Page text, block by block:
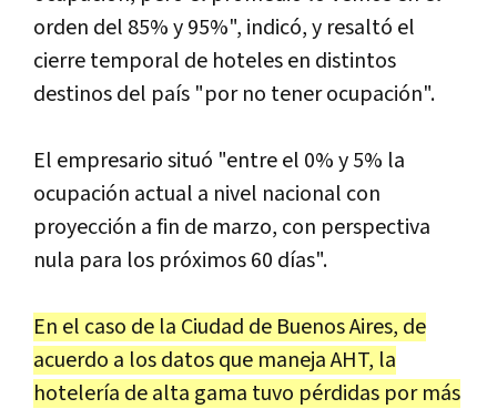
orden del 85% y 95%", indicó, y resaltó el
cierre temporal de hoteles en distintos
destinos del país "por no tener ocupación".
El empresario situó "entre el 0% y 5% la
ocupación actual a nivel nacional con
proyección a fin de marzo, con perspectiva
nula para los próximos 60 días".
En el caso de la Ciudad de Buenos Aires, de
acuerdo a los datos que maneja AHT, la
hotelería de alta gama tuvo pérdidas por más